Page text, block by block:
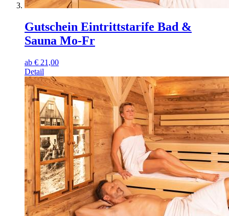
Gutschein Eintrittstarife Bad &
Sauna Mo-Fr
ab € 21,00
Detail